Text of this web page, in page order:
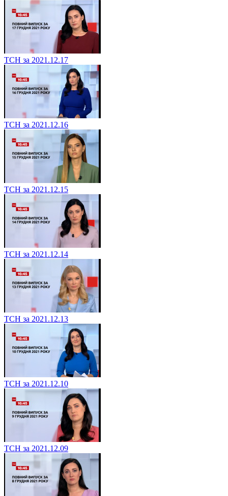
ТСН за 2021.12.17
ТСН за 2021.12.16
ТСН за 2021.12.15
ТСН за 2021.12.14
ТСН за 2021.12.13
ТСН за 2021.12.10
ТСН за 2021.12.09